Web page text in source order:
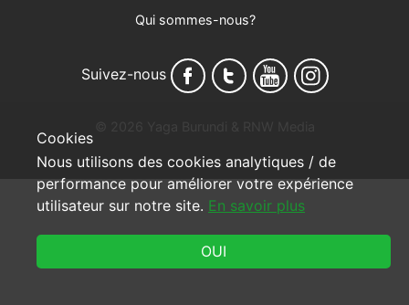
Cookies
Nous utilisons des cookies analytiques / de
performance pour améliorer votre expérience
utilisateur sur notre site. En savoir plus
Qui sommes-nous?
Suivez-nous